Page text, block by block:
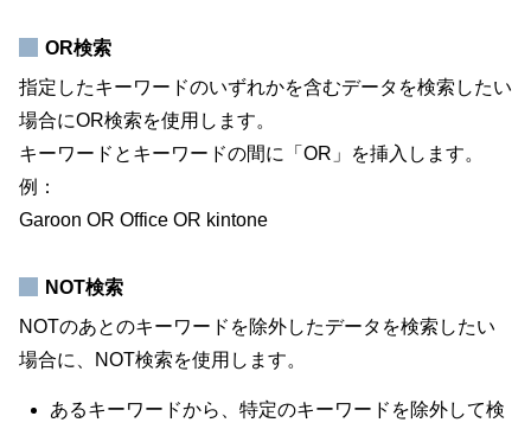
OR検索
指定したキーワードのいずれかを含むデータを検索したい
場合にOR検索を使用します。
キーワードとキーワードの間に「OR」を挿入します。
例：
Garoon OR Office OR kintone
NOT検索
NOTのあとのキーワードを除外したデータを検索したい
場合に、NOT検索を使用します。
あるキーワードから、特定のキーワードを除外して検